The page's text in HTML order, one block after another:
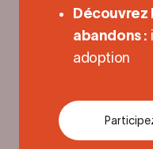
abandons :
adoption